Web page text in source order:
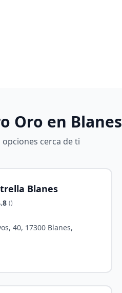
Oro en Blanes
cerca de ti
Blanes
()
40, 17300 Blanes,